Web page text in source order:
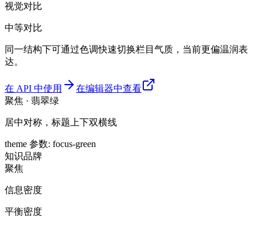
视觉对比
中等对比
同一结构下可通过色调快速切换栏目气质，当前更偏温润表
达。
在 API 中使用
在编辑器中查看
聚焦 · 翡翠绿
居中对称，标题上下双横线
theme 参数: focus-green
知识品牌
聚焦
信息密度
平衡密度